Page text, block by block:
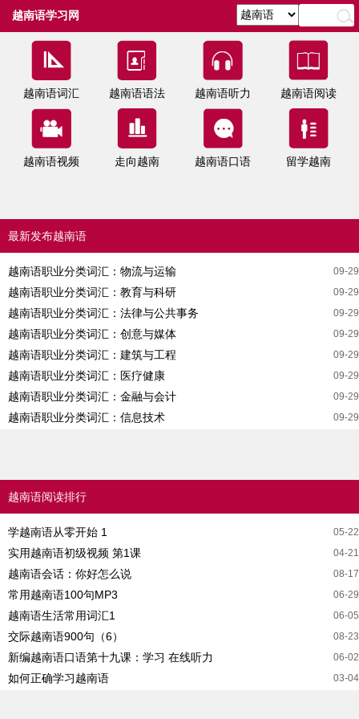
越南语学习网
越南语词汇 越南语语法 越南语听力 越南语阅读
越南语视频 走向越南 越南语口语 留学越南
最新发布越南语
09-29
越南语职业分类词汇：物流与运输
09-29
越南语职业分类词汇：教育与科研
09-29
越南语职业分类词汇：法律与公共事务
09-29
越南语职业分类词汇：创意与媒体
09-29
越南语职业分类词汇：建筑与工程
09-29
越南语职业分类词汇：医疗健康
09-29
越南语职业分类词汇：金融与会计
09-29
越南语职业分类词汇：信息技术
越南语阅读排行
05-22
学越南语从零开始 1
04-21
实用越南语初级视频 第1课
08-17
越南语会话：你好怎么说
06-29
常用越南语100句MP3
06-05
越南语生活常用词汇1
08-23
交际越南语900句（6）
06-02
新编越南语口语第十九课：学习 在线听力
03-04
如何正确学习越南语